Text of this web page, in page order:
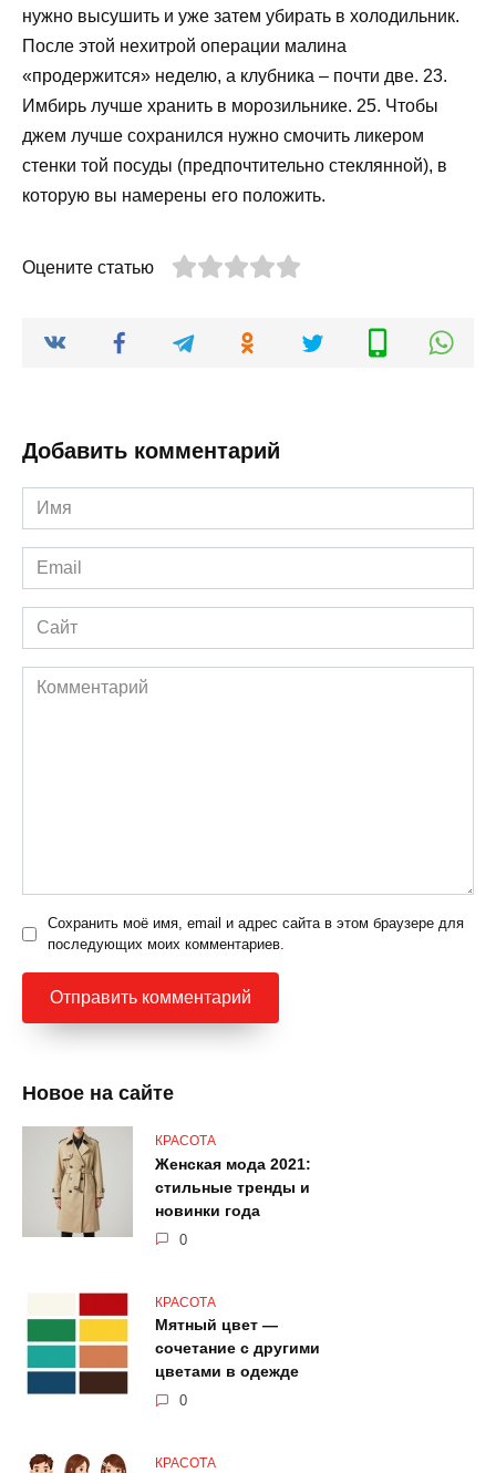
нужно высушить и уже затем убирать в холодильник.
После этой нехитрой операции малина
«продержится» неделю, а клубника – почти две. 23.
Имбирь лучше хранить в морозильнике. 25. Чтобы
джем лучше сохранился нужно смочить ликером
стенки той посуды (предпочтительно стеклянной), в
которую вы намерены его положить.
Оцените статью
Добавить комментарий
Имя
*
Email
*
Сайт
Комментарий
Сохранить моё имя, email и адрес сайта в этом браузере для
последующих моих комментариев.
Новое на сайте
КРАСОТА
Женская мода 2021:
стильные тренды и
новинки года
0
КРАСОТА
Мятный цвет —
сочетание с другими
цветами в одежде
0
КРАСОТА